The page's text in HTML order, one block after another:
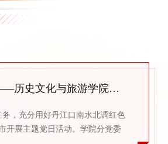
弘扬南水北调精神，凝聚民族同心力量——历史文化与旅游学院师生赴丹江口市开展主题党日活动
，充分用好丹江口南水北调红色
开展主题党日活动。学院分党委